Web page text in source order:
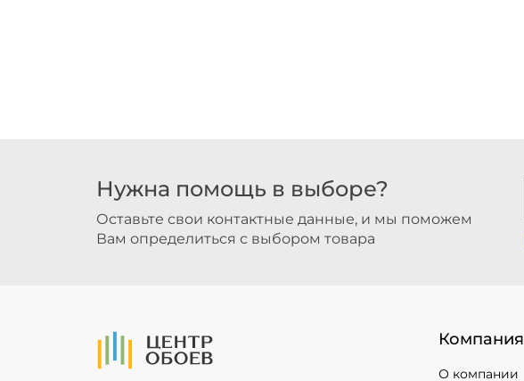
Нужна помощь в выборе?
Оставьте свои контактные данные, и мы поможем
Вам определиться с выбором товара
На Главную Компания
О компании